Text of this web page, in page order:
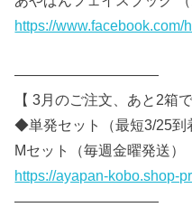
https://www.facebook.com/
——————————
【 3月のご注文、あと2箱
◆単発セット（最短3/25到
Mセット（毎週金曜発送）
https://ayapan-kobo.shop-
——————————